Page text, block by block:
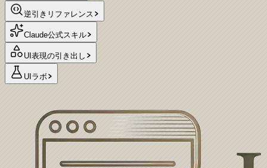
逆引きリファレンス
Claude公式スキル
UI表現の引き出し
UIラボ